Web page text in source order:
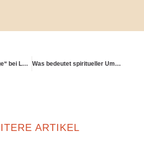
Was sind „Altverträge“ bei Lebensversicherungen – und was macht sie besonders? Was bedeutet spiritueller Umgang mit Wohlstand?
ARTIKEL